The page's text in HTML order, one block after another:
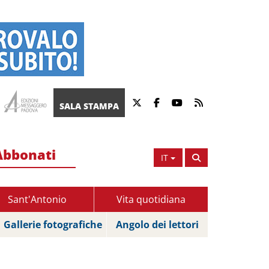
SALA STAMPA
IT
Sant'Antonio
Vita quotidiana
Gallerie fotografiche Angolo dei lettori